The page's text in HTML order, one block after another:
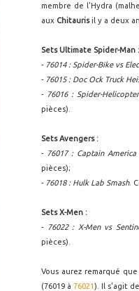
membre de l'Hydra
aux Chitaurisil y a deux
Sets Ultimate Spider-Man :
- 76014 : Spider-Bike vs
- 76015 : Doc Ock Truck
- 76016 : Spider-
pièces).
Sets Avengers :
- 76017 : Captain
pièces);
- 76018 : Hulk Lab Smash.
Sets X-Men :
- 76022 : X-Men vs
pièces).
Vous aurez remarqué
(76019 à 76021). Il s'agit